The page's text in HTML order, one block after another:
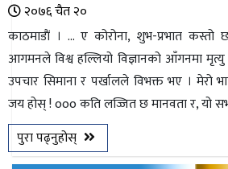
२०७६ चैत २०
काठमाडाैं । ... ए कोरोना, शुभ-प्रभात कस्तो
आगमनले विश्व हल्लियो विज्ञानको आँगनमा
उपचार सिमाना र पर्खालले विभक्त भए । मेरो
जय होस् ! ooo कति लज्जित छ मानवता र, यो
पुरा पढ्नुहोस्